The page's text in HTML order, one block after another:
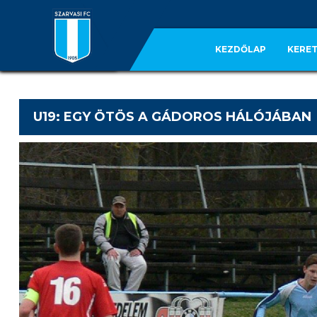
KEZDŐLAP
U19: EGY ÖTÖS A GÁDOROS HÁLÓJÁBAN